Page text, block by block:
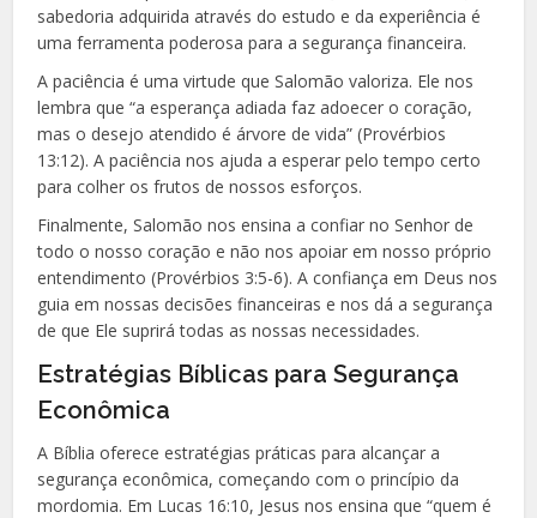
sabedoria adquirida através do estudo e da experiência é
uma ferramenta poderosa para a segurança financeira.
A paciência é uma virtude que Salomão valoriza. Ele nos
lembra que “a esperança adiada faz adoecer o coração,
mas o desejo atendido é árvore de vida” (Provérbios
13:12). A paciência nos ajuda a esperar pelo tempo certo
para colher os frutos de nossos esforços.
Finalmente, Salomão nos ensina a confiar no Senhor de
todo o nosso coração e não nos apoiar em nosso próprio
entendimento (Provérbios 3:5-6). A confiança em Deus nos
guia em nossas decisões financeiras e nos dá a segurança
de que Ele suprirá todas as nossas necessidades.
Estratégias Bíblicas para Segurança
Econômica
A Bíblia oferece estratégias práticas para alcançar a
segurança econômica, começando com o princípio da
mordomia. Em Lucas 16:10, Jesus nos ensina que “quem é